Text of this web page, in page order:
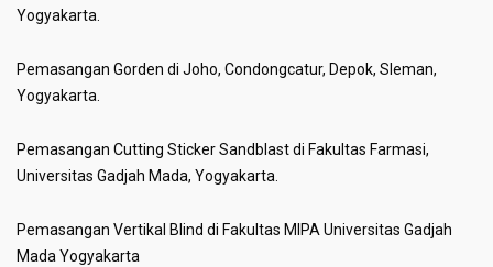
Yogyakarta.
Pemasangan Gorden di Joho, Condongcatur, Depok, Sleman,
Yogyakarta.
Pemasangan Cutting Sticker Sandblast di Fakultas Farmasi,
Universitas Gadjah Mada, Yogyakarta.
Pemasangan Vertikal Blind di Fakultas MIPA Universitas Gadjah
Mada Yogyakarta